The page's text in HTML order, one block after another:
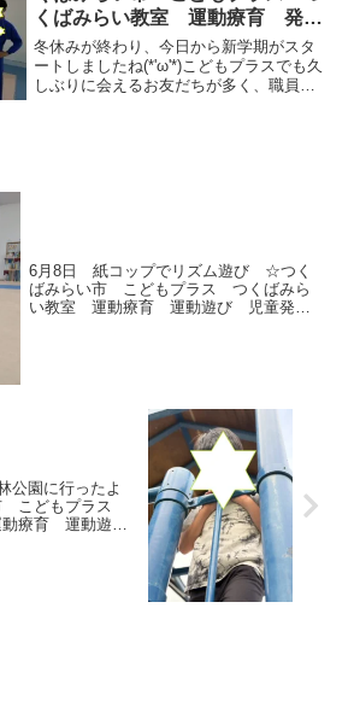
くばみらい教室 運動療育 発達
支援 運動遊び 放課後等デイサ
ービス 受給者証
冬休みが終わり、今日から新学期がスタ
ートしましたね(*'ω'*)こどもプラスでも久
しぶりに会えるお友だちが多く、職員一
6月8日 紙コップでリズム遊び ☆つく
ばみらい市 こどもプラス つくばみら
い教室 運動療育 運動遊び 児童発達
公園に行ったよ
こどもプラス
療育 運動遊